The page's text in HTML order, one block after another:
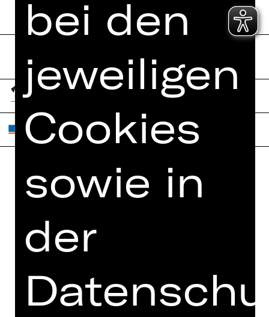
Home
Künstler*innen
Newsletter
Abos 26/27
Presse
Jobs
Datenschutz
Impressum
bei den
jeweiligen
Cookies
sowie in
der